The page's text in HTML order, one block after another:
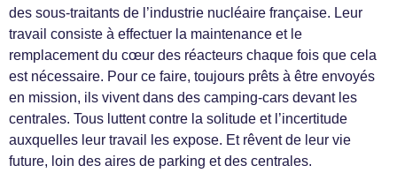
des sous-traitants de l’industrie nucléaire française. Leur
travail consiste à effectuer la maintenance et le
remplacement du cœur des réacteurs chaque fois que cela
est nécessaire. Pour ce faire, toujours prêts à être envoyés
en mission, ils vivent dans des camping-cars devant les
centrales. Tous luttent contre la solitude et l’incertitude
auxquelles leur travail les expose. Et rêvent de leur vie
future, loin des aires de parking et des centrales.